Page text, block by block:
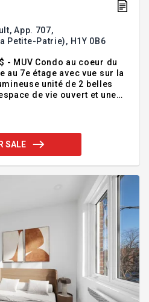
App. 707,
Petite-Patrie), H1Y 0B6
- MUV Condo au coeur du
au 7e étage avec vue sur la
unité de 2 belles
de vie ouvert et une
balcon, stationnement
laveuse, sécheuse,
et luminaires
des Shops Angus et du
SALE